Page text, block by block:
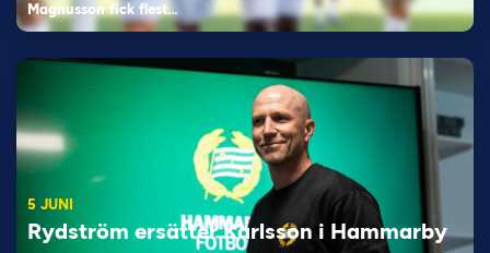
Magnusson fick flest…
5 JUNI
Rydström ersätter Karlsson i Hammarby